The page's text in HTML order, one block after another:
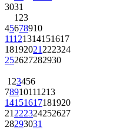
3031
1 23
45678910
11121314151617
18192021 222324
252627282930
1 23456
78910111213
14151617181920
21 222324252627
28293031